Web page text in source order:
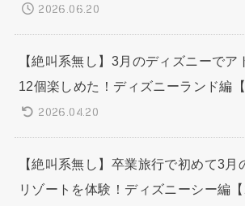
2026.06.20
【絶叫系無し】3月のディズニーでア
12個楽しめた！ディズニーランド編【
2026.04.20
【絶叫系無し】卒業旅行で初めて3月
リゾートを体験！ディズニーシー編【